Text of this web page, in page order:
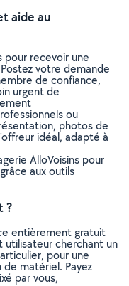
aide au
pour recevoir une
votre demande
de confiance,
urgent de
ou
photos de
idéal, adapté à
AlloVoisins pour
aux outils
?
entièrement gratuit
utilisateur cherchant un
pour une
matériel. Payez
par vous,